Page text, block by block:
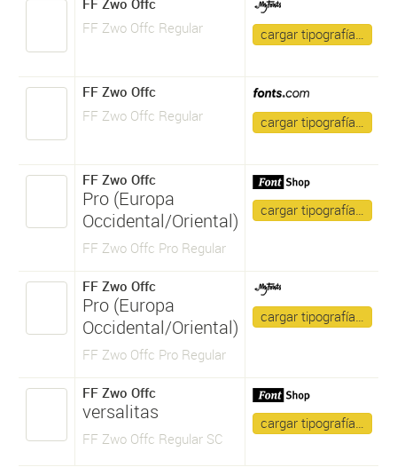
FF Zwo Offc
FF Zwo Offc Regular
cargar tipografía…
FF Zwo Offc
FF Zwo Offc Regular
cargar tipografía…
FF Zwo Offc
Pro (Europa
Occidental/Oriental)
FF Zwo Offc Pro Regular
cargar tipografía…
FF Zwo Offc
Pro (Europa
Occidental/Oriental)
FF Zwo Offc Pro Regular
cargar tipografía…
FF Zwo Offc
versalitas
FF Zwo Offc Regular SC
cargar tipografía…